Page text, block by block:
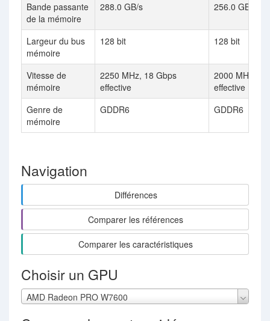
Bande passante
de la mémoire
288.0 GB/s 256.0 GB/s
Largeur du bus
mémoire
128 bit 128 bit
Vitesse de
mémoire
2250 MHz, 18 Gbps
effective
2000 MHz, 16
effective
Genre de
mémoire
GDDR6 GDDR6
Navigation
Différences
Comparer les références
Comparer les caractéristiques
Choisir un GPU
AMD Radeon PRO W7600